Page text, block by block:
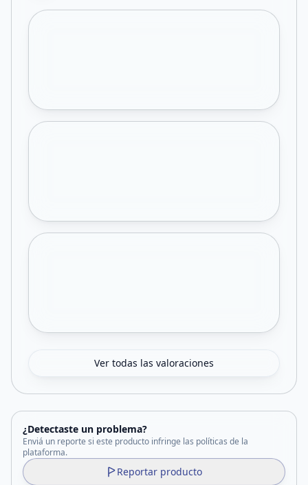
Ver todas las valoraciones
¿Detectaste un problema?
Enviá un reporte si este producto infringe las políticas de la
plataforma.
Reportar producto